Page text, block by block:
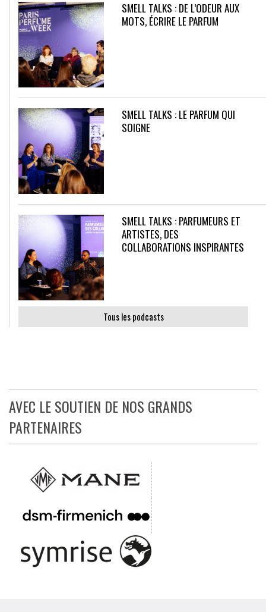
SMELL TALKS : DE L’ODEUR AUX
MOTS, ÉCRIRE LE PARFUM
SMELL TALKS : LE PARFUM QUI
SOIGNE
SMELL TALKS : PARFUMEURS ET
ARTISTES, DES
COLLABORATIONS INSPIRANTES
Tous les podcasts
AVEC LE SOUTIEN DE NOS GRANDS
PARTENAIRES